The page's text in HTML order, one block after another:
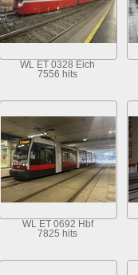
WL ET 0328 Eich
7556 hits
WL ET 0692 Hbf
7825 hits